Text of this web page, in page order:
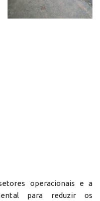
operacionais e a
para reduzir os